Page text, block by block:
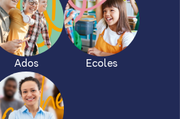
Ados Ecoles